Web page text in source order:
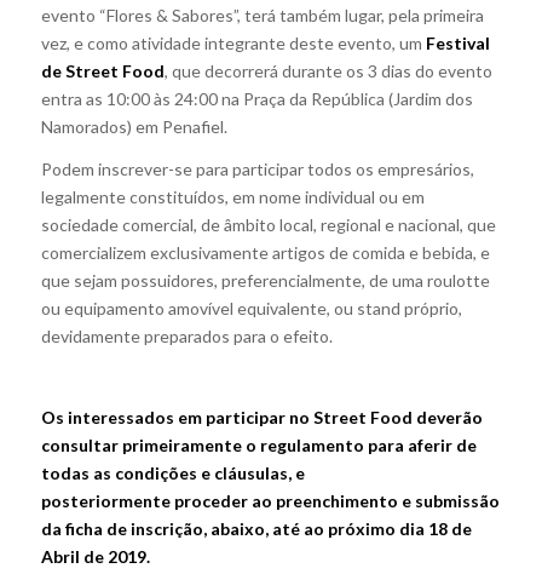
evento “Flores & Sabores”, terá também lugar, pela primeira
vez, e como atividade integrante deste evento, um Festival
de Street Food, que decorrerá durante os 3 dias do evento
entra as 10:00 às 24:00 na Praça da República (Jardim dos
Namorados) em Penafiel.
Podem inscrever-se para participar todos os empresários,
legalmente constituídos, em nome individual ou em
sociedade comercial, de âmbito local, regional e nacional, que
comercializem exclusivamente artigos de comida e bebida, e
que sejam possuidores, preferencialmente, de uma roulotte
ou equipamento amovível equivalente, ou stand próprio,
devidamente preparados para o efeito.
Os interessados em participar no Street Food deverão
consultar primeiramente o regulamento para aferir de
todas as condições e cláusulas, e
posteriormente proceder ao preenchimento e submissão
da ficha de inscrição, abaixo, até ao próximo dia 18 de
Abril de 2019.